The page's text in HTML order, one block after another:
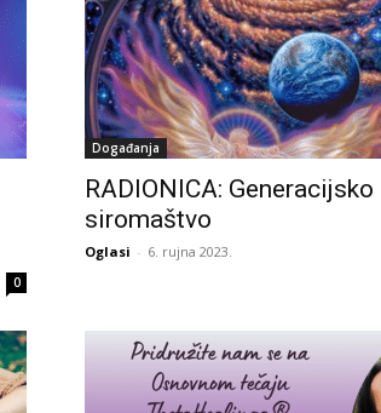
0
Događanja
RADIONICA: Generacijsko
siromaštvo
Oglasi - 6. rujna 2023.